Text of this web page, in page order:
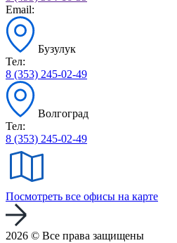
Email:
Бузулук
Тел:
8 (353) 245-02-49
Волгоград
Тел:
8 (353) 245-02-49
Посмотреть все офисы на карте
2026 © Все права защищены